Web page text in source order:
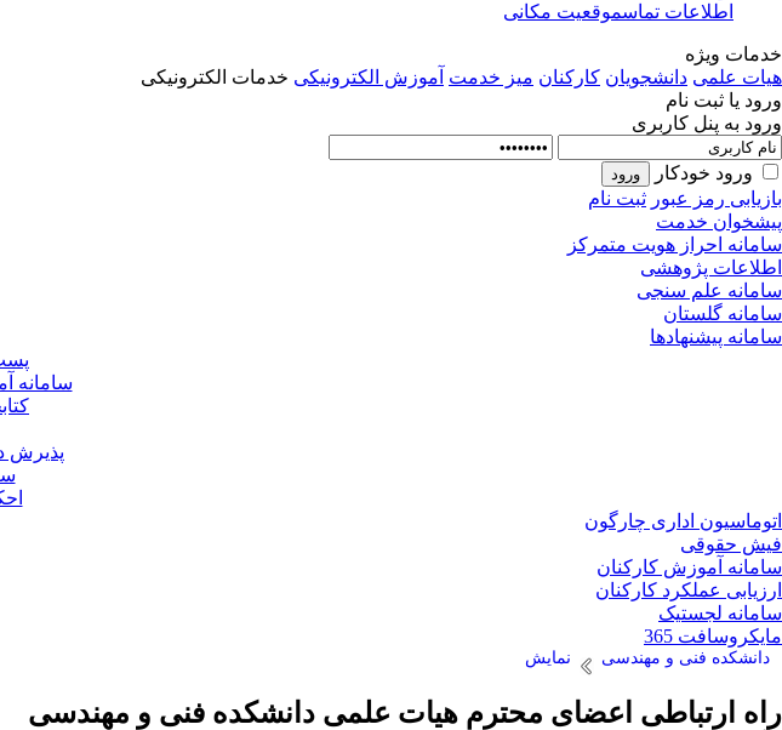
اطلاعات تماسموقعیت مکانی
خدمات ویژه
هیات علمی دانشجویان کارکنان میز خدمت آموزش الکترونیکی خدمات الکترونیکی
ورود یا ثبت نام
ورود به پنل کاربری
ورود خودکار
بازیابی رمز عبور ثبت نام
پیشخوان خدمت
سامانه احراز هویت متمرکز
اطلاعات پژوهشی
سامانه علم سنجی
سامانه گلستان
سامانه پیشنهادها
سامانه
پذیرش
اتوماسیون اداری چارگون
فیش حقوقی
سامانه آموزش کارکنان
ارزیابی عملکرد کارکنان
سامانه لجستیک
مایکروسافت 365
دانشکده فنی و مهندسی نمایش
راه ارتباطی اعضای محترم هیات علمی دانشکده فنی و مهندسی